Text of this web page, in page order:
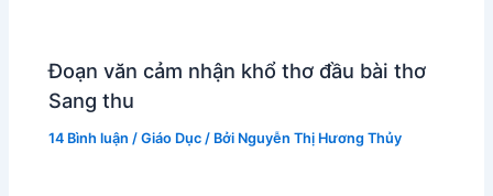
Đoạn văn cảm nhận khổ thơ đầu bài thơ
Sang thu
14 Bình luận /Giáo Dục / Bởi Nguyễn Thị Hương Thủy